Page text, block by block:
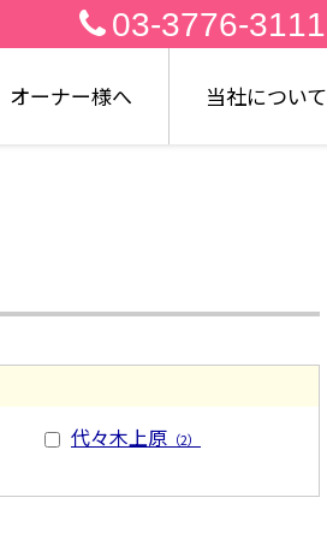
03-3776-3111
オーナー様へ 当社について
代々木上原 （2）